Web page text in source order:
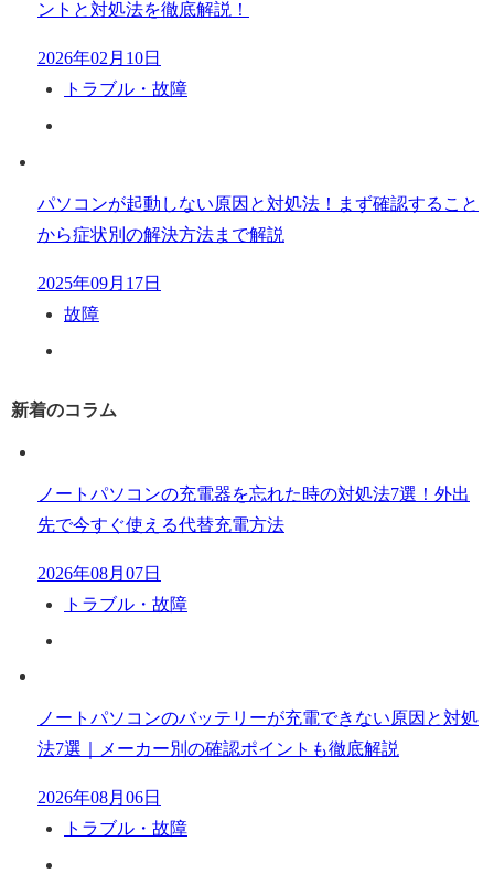
ントと対処法を徹底解説！
2026年02月10日
トラブル・故障
パソコンが起動しない原因と対処法！まず確認すること
から症状別の解決方法まで解説
2025年09月17日
故障
新着のコラム
ノートパソコンの充電器を忘れた時の対処法7選！外出
先で今すぐ使える代替充電方法
2026年08月07日
トラブル・故障
ノートパソコンのバッテリーが充電できない原因と対処
法7選｜メーカー別の確認ポイントも徹底解説
2026年08月06日
トラブル・故障